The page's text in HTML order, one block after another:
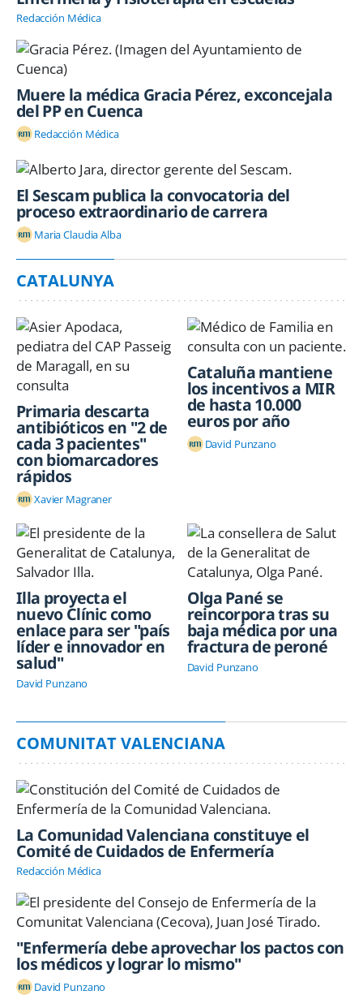
Redacción Médica
Muere la médica Gracia Pérez, exconcejala
del PP en Cuenca
Redacción Médica
El Sescam publica la convocatoria del
proceso extraordinario de carrera
Maria Claudia Alba
CATALUNYA
Primaria descarta
antibióticos en "2 de
cada 3 pacientes"
con biomarcadores
rápidos
Xavier Magraner
Cataluña mantiene
los incentivos a MIR
de hasta 10.000
euros por año
David Punzano
Illa proyecta el
nuevo Clínic como
enlace para ser "país
líder e innovador en
salud"
David Punzano
Olga Pané se
reincorpora tras su
baja médica por una
fractura de peroné
David Punzano
COMUNITAT VALENCIANA
La Comunidad Valenciana constituye el
Comité de Cuidados de Enfermería
Redacción Médica
"Enfermería debe aprovechar los pactos con
los médicos y lograr lo mismo"
David Punzano